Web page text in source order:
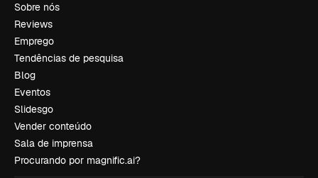
Sobre nós
Reviews
Emprego
Tendências de pesquisa
Blog
Eventos
Slidesgo
Vender conteúdo
Sala de imprensa
Procurando por magnific.ai?